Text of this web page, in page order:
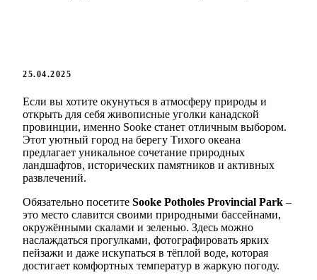
25.04.2025
Если вы хотите окунуться в атмосферу природы и
открыть для себя живописные уголки канадской
провинции, именно Sooke станет отличным выбором.
Этот уютный город на берегу Тихого океана
предлагает уникальное сочетание природных
ландшафтов, исторических памятников и активных
развлечений.
Обязательно посетите Sooke Potholes Provincial Park –
это место славится своими природными бассейнами,
окружёнными скалами и зеленью. Здесь можно
наслаждаться прогулками, фотографировать ярких
пейзажи и даже искупаться в тёплой воде, которая
достигает комфортных температур в жаркую погоду.